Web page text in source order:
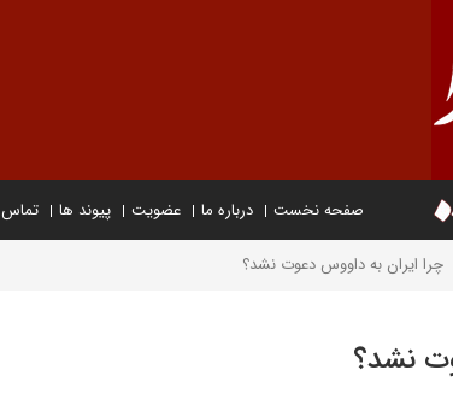
صفحه نخست درباره ما عضویت پیوند ها تماس
چرا ایران به داووس دعوت نشد؟
نشد؟